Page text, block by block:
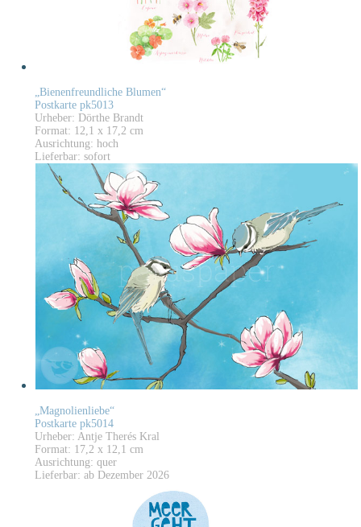
„Bienenfreundliche Blumen“
Postkarte pk5013
Urheber: Dörthe Brandt
Format: 12,1 x 17,2 cm
Ausrichtung: hoch
Lieferbar: sofort
„Magnolienliebe“
Postkarte pk5014
Urheber: Antje Therés Kral
Format: 17,2 x 12,1 cm
Ausrichtung: quer
Lieferbar: ab Dezember 2026